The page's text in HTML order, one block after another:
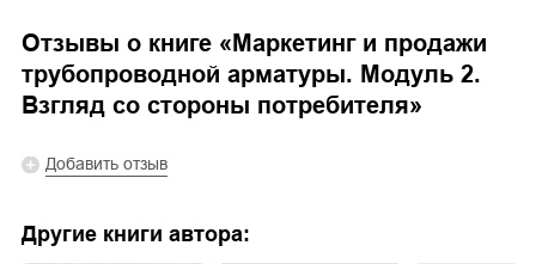
Отзывы о книге « Маркетинг и продажи
трубопроводной арматуры. Модуль 2.
Взгляд со стороны потребителя»
Добавить отзыв
Другие книги автора: